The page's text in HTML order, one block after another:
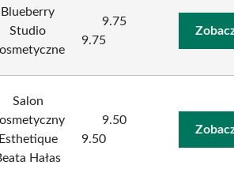
Blueberry
Studio
9.75
9.75
Salon
Esthetique
Hałas
9.50
9.50